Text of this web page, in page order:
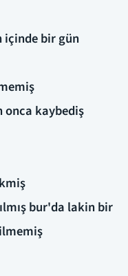
içinde bir gün
onca kaybediş
bur'da lakin bir